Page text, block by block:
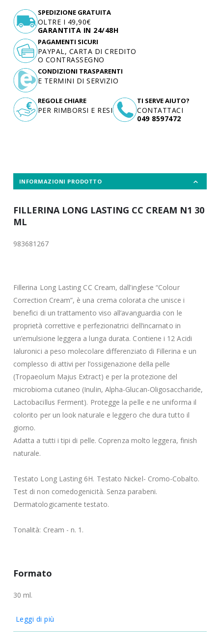
SPEDIZIONE GRATUITA
OLTRE I 49,90€
GARANTITA IN 24/48H
TI SERVE AIUTO?
CONTATTACI
049 8597472
PAGAMENTI SICURI
PAYPAL, CARTA DI CREDITO
O CONTRASSEGNO
CONDIZIONI TRASPARENTI
E TERMINI DI SERVIZIO
REGOLE CHIARE
PER RIMBORSI E RESI
INFORMAZIONI PRODOTTO
FILLERINA LONG LASTING CC CREAM N1 30
ML
983681267
Fillerina Long Lasting CC Cream, dall’inglese “Colour
Correction Cream”, è una crema colorata che unisce i
benefici di un trattamento viso all’avanguardia con le
proprietà correttive e perfezionatrici dell’incarnato in
un’emulsione leggera a lunga durata. Contiene i 12 Acidi
Ialuronici a peso molecolare differenziato di Fillerina e un
complesso di attivi per l’ossigenazione della pelle
(Tropaeolum Majus Extract) e per la protezione del
microbioma cutaneo (Inulin, Alpha-Glucan-Oligosaccharide,
Lactobacillus Ferment). Protegge la pelle e ne uniforma il
colorito per un look naturale e leggero che dura tutto il
giorno.
Adatta a tutti i tipi di pelle. Coprenza molto leggera, finish
naturale.
Testato Long Lasting 6H. Testato Nickel- Cromo-Cobalto.
Test di non comedogenicità. Senza parabeni.
Dermatologicamente testato.
Tonalità: Cream - n. 1.
Formato
30 ml.
Leggi di più